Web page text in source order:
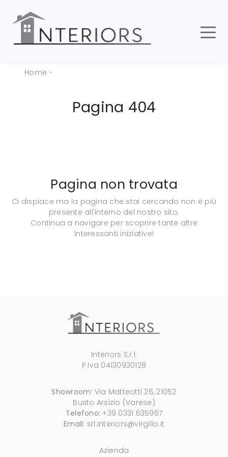
Home -
Pagina 404
Pagina non trovata
Ci dispiace ma la pagina che stai cercando non è più
presente all'interno del nostro sito.
Continua a navigare per scoprire tante altre
interessanti iniziative!
Interiors S.r.l.
P.Iva 04130930128
Showroom: Via Matteotti 26, 21052
Busto Arsizio (Varese)
Telefono: +39 0331 635967
Email: srl.interiors@virgilio.it
Azienda